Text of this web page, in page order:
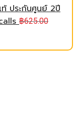
ประกันศูนย์ 2ปี
฿625.00